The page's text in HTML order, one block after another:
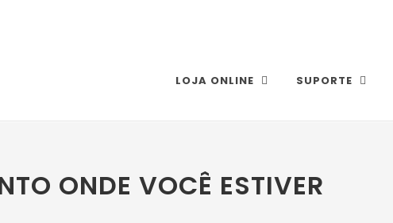
LOJA ONLINE SUPORTE
ONDE VOCÊ ESTIVER